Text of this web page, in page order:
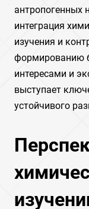
антропогенных
интеграция
изучения и
формированию
интересами и
выступает
устойчивого